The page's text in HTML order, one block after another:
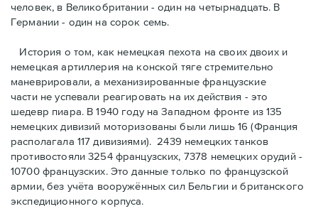
человек, в Великобритании - один на четырнадцать. В
Германии - один на сорок семь.
История о том, как немецкая пехота на своих двоих и
немeцкая артиллерия на конской тяге стремительно
маневрировали, а механизированные французские
части не успевали реагировать на их действия - это
шедевр пиара. В 1940 году на Западном фронте из 135
немецких дивизий моторизованы были лишь 16 (Франция
располагала 117 дивизиями). 2439 немецких танков
противостояли 3254 французских, 7378 немецких орудий -
10700 французских. Это данные только по французской
армии, без учёта вооружённых сил Бельгии и британского
экспедиционного корпуса.